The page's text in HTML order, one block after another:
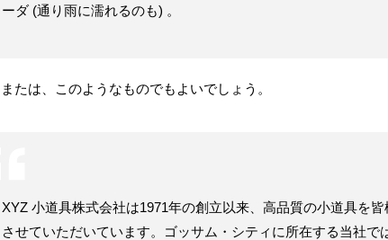
ーダ (通り雨に濡れるのも) 。
または、このようなものでもよいでしょう。
XYZ 小道具株式会社は1971年の創立以来、高品質の小道具を
させていただいています。ゴッサム・シティに所在する当社で